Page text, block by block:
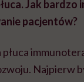
Jak bardzo
pacjentów?
Najpierw